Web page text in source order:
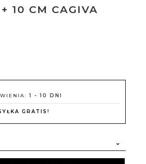
10 CM CAGIVA
1 - 10 DNI
GRATIS!